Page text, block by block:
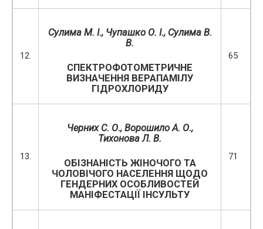
12.
Сулима М. І., Чупашко О. І., Сулима В.
В.
СПЕКТРОФОТОМЕТРИЧНЕ
ВИЗНАЧЕННЯ ВЕРАПАМІЛУ
ГІДРОХЛОРИДУ
65
13.
Черних С. О., Ворошило А. О.,
Тихонова Л. В.
ОБІЗНАНІСТЬ ЖІНОЧОГО ТА
ЧОЛОВІЧОГО НАСЕЛЕННЯ ЩОДО
ГЕНДЕРНИХ ОСОБЛИВОСТЕЙ
МАНІФЕСТАЦІЇ ІНСУЛЬТУ
71